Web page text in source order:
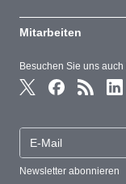
Besuchen Sie uns auch
Newsletter abonnieren
Mitarbeiten